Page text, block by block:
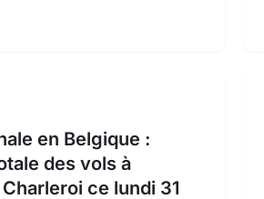
en Belgique :
des vols à
ce lundi 31